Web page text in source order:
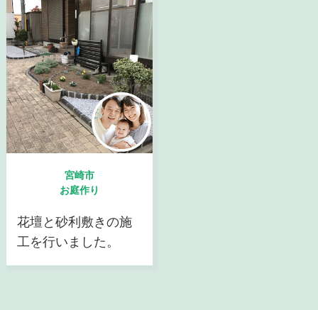
宮崎市
お庭作り
花壇と砂利敷きの施
工を行いました。